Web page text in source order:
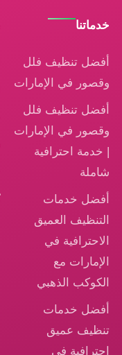
خدماتنا
أفضل تنظيف فلل
وقصور في الإمارات
أفضل تنظيف فلل
وقصور في الإمارات
| خدمة احترافية
شاملة
أفضل خدمات
التنظيف العميق
الاحترافية في
الإمارات مع
الكوكب الذهبي
أفضل خدمات
تنظيف عميق
احترافية في